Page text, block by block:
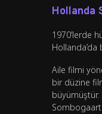
Hollanda
1970’lerde
Hollanda’da
Aile filmi
bir düzine
büyümüştür.
Sombogaart